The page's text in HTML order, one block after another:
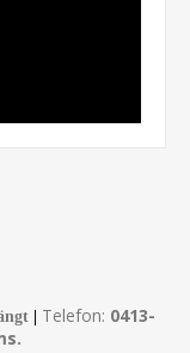
Telefon: 0413-